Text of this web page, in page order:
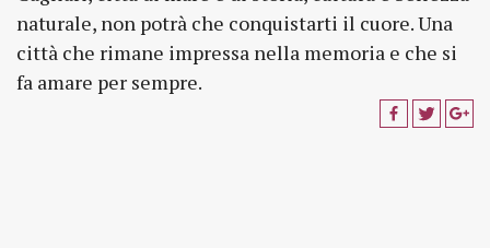
naturale, non potrà che conquistarti il cuore. Una
città che rimane impressa nella memoria e che si
fa amare per sempre.